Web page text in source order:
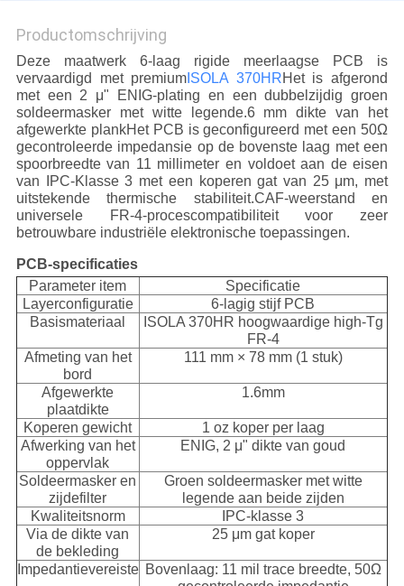
Productomschrijving
Deze maatwerk 6-laag rigide meerlaagse PCB is
vervaardigd met premium ISOLA 370HRHet is afgerond
met een 2 μ" ENIG-plating en een dubbelzijdig groen
soldeermasker met witte legende.6 mm dikte van het
afgewerkte plankHet PCB is geconfigureerd met een 50Ω
gecontroleerde impedansie op de bovenste laag met een
spoorbreedte van 11 millimeter en voldoet aan de eisen
van IPC-Klasse 3 met een koperen gat van 25 μm, met
uitstekende thermische stabiliteit.CAF-weerstand en
universele FR-4-procescompatibiliteit voor zeer
betrouwbare industriële elektronische toepassingen.
PCB-specificaties
Parameter item
Specificatie
Layerconfiguratie
6-lagig stijf PCB
Basismateriaal
ISOLA 370HR hoogwaardige high-Tg
FR-4
Afmeting van het
bord
111 mm × 78 mm (1 stuk)
Afgewerkte
plaatdikte
1.6mm
Koperen gewicht
1 oz koper per laag
Afwerking van het
oppervlak
ENIG, 2 μ" dikte van goud
Soldeermasker en
zijdefilter
Groen soldeermasker met witte
legende aan beide zijden
Kwaliteitsnorm
IPC-klasse 3
Via de dikte van
de bekleding
25 μm gat koper
Impedantievereiste Bovenlaag: 11 mil trace breedte, 50Ω